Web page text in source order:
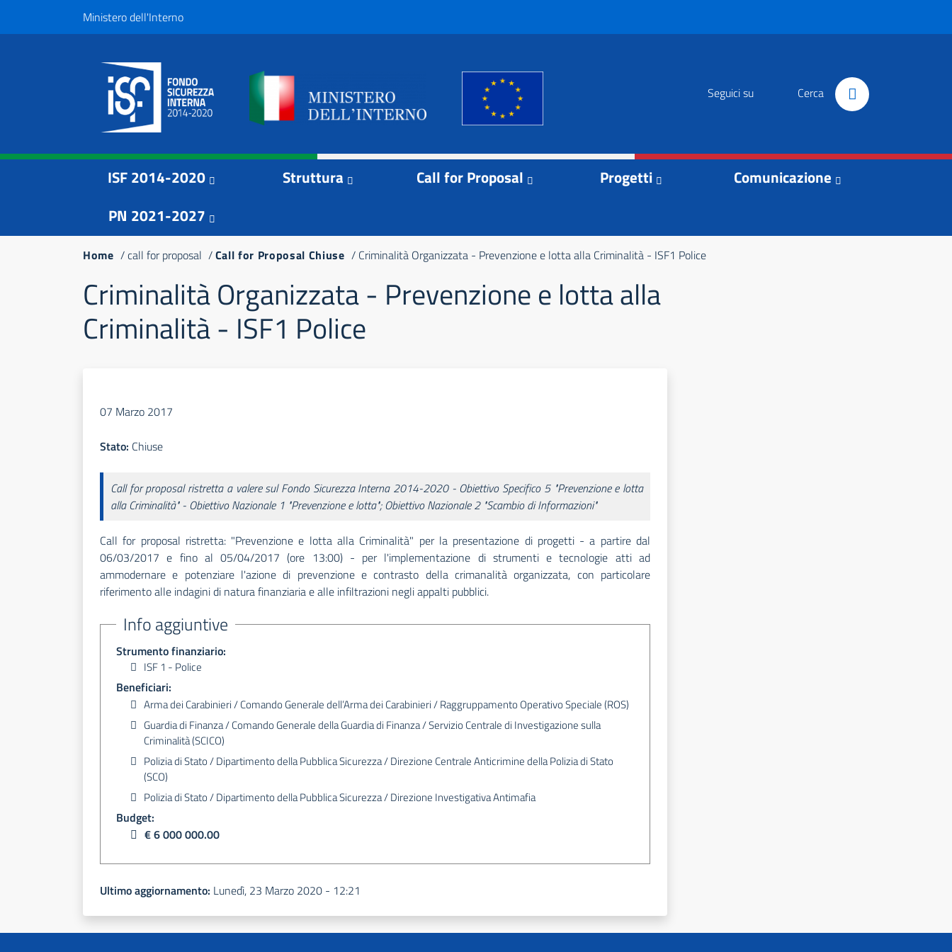
Top
Ministero dell'Interno
Seguici su Cerca
Menu principale
Navigazione
ISF 2014-2020 Struttura Call for Proposal Progetti
Comunicazione
PN 2021-2027
Briciole
di
pane
Home call for proposal Call for Proposal Chiuse Criminalità Organizzata - Prevenzione e lotta alla Criminalità - ISF1 Police
Criminalità Organizzata - Prevenzione e lotta alla
Criminalità - ISF1 Police
07 Marzo 2017
Stato: Chiuse
Call for proposal ristretta a valere sul Fondo Sicurezza Interna 2014-2020 - Obiettivo Specifico 5 "Prevenzione e lotta
alla Criminalità" - Obiettivo Nazionale 1 "Prevenzione e lotta"; Obiettivo Nazionale 2 "Scambio di Informazioni"
Call for proposal ristretta: "Prevenzione e lotta alla Criminalità" per la presentazione di progetti - a partire dal
06/03/2017 e fino al 05/04/2017 (ore 13:00) - per l'implementazione di strumenti e tecnologie atti ad
ammodernare e potenziare l'azione di prevenzione e contrasto della crimanalità organizzata, con particolare
riferimento alle indagini di natura finanziaria e alle infiltrazioni negli appalti pubblici.
Info aggiuntive
Strumento finanziario:
ISF 1 - Police
Beneficiari:
Arma dei Carabinieri / Comando Generale dell’Arma dei Carabinieri / Raggruppamento Operativo Speciale (ROS)
Guardia di Finanza / Comando Generale della Guardia di Finanza / Servizio Centrale di Investigazione sulla
Criminalità (SCICO)
Polizia di Stato / Dipartimento della Pubblica Sicurezza / Direzione Centrale Anticrimine della Polizia di Stato
(SCO)
Polizia di Stato / Dipartimento della Pubblica Sicurezza / Direzione Investigativa Antimafia
Budget:
€ 6 000 000.00
Ultimo aggiornamento: Lunedì, 23 Marzo 2020 - 12:21